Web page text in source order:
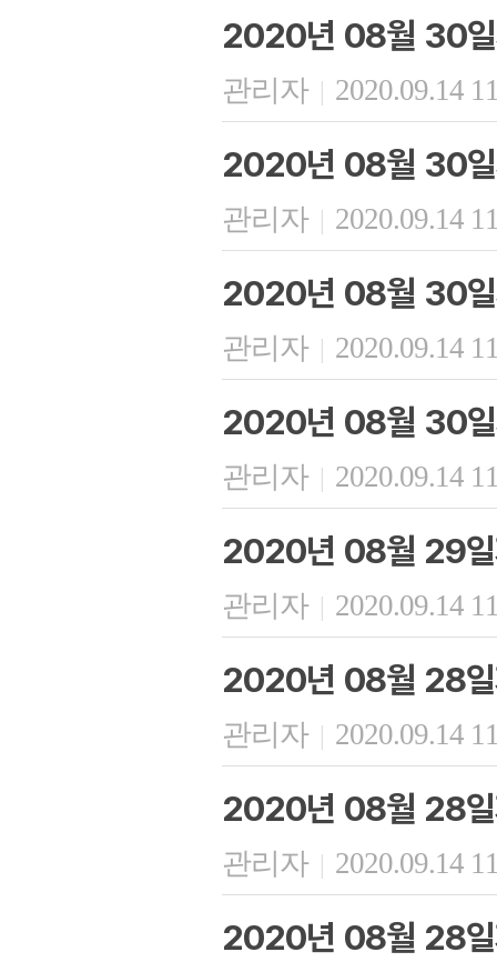
2020년 08월 30일
관리자 | 2020.09.14
2020년 08월 30일
관리자 | 2020.09.14
2020년 08월 30일
관리자 | 2020.09.14
2020년 08월 30일
관리자 | 2020.09.14
2020년 08월 29일
관리자 | 2020.09.14
2020년 08월 28일
관리자 | 2020.09.14
2020년 08월 28일
관리자 | 2020.09.14
2020년 08월 28일